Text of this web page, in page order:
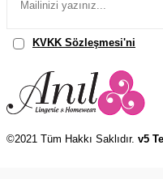
KVKK Sözleşmesi'ni
©2021 Tüm Hakkı Saklıdır. v5